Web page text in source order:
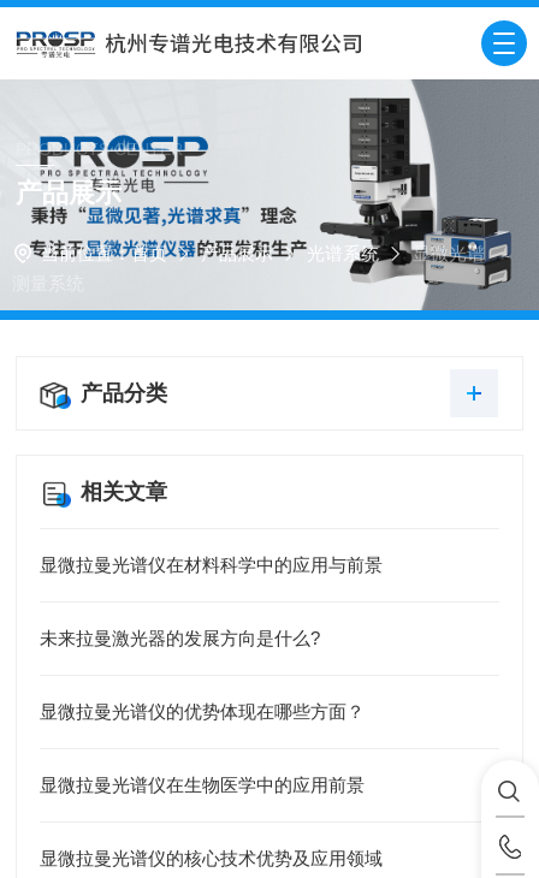
PRODUCTS CENTER
产品展示
当前位置：首页 产品展示 光谱系统
显微光谱
产品分类
相关文章
显微拉曼光谱仪在材料科学中的应用与前景
未来拉曼激光器的发展方向是什么?
显微拉曼光谱仪的优势体现在哪些方面？
显微拉曼光谱仪在生物医学中的应用前景
显微拉曼光谱仪的核心技术优势及应用领域